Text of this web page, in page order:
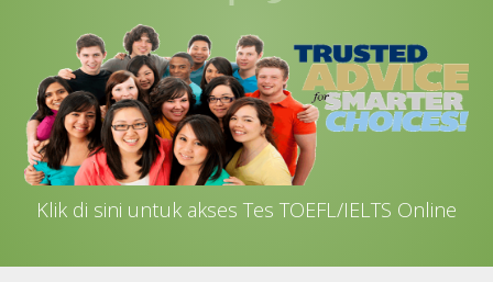
Klik di sini untuk akses Tes TOEFL/IELTS Online